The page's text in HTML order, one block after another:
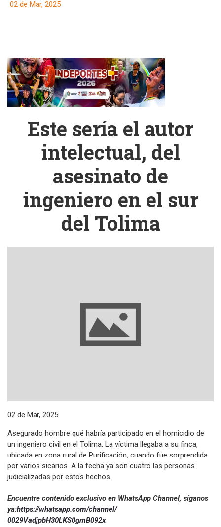
02 de Mar, 2025
Este sería el autor
intelectual, del
asesinato de
ingeniero en el sur
del Tolima
02 de Mar, 2025
Asegurado hombre qué habría participado en el homicidio de
un ingeniero civil en el Tolima. La víctima llegaba a su finca,
ubicada en zona rural de Purificación, cuando fue sorprendida
por varios sicarios. A la fecha ya son cuatro las personas
judicializadas por estos hechos.
Encuentre contenido exclusivo en WhatsApp Channel, síganos
ya:https://whatsapp.com/channel/
0029VadjpbH30LKS0gmB092x